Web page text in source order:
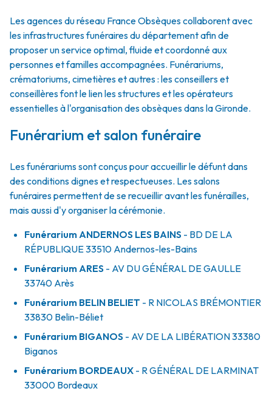
Les agences du réseau France Obsèques collaborent avec
les infrastructures funéraires du département afin de
proposer un service optimal, fluide et coordonné aux
personnes et familles accompagnées. Funérariums,
crématoriums, cimetières et autres : les conseillers et
conseillères font le lien les structures et les opérateurs
essentielles à l'organisation des obsèques dans la Gironde.
Funérarium et salon funéraire
Les funérariums sont conçus pour accueillir le défunt dans
des conditions dignes et respectueuses. Les salons
funéraires permettent de se recueillir avant les funérailles,
mais aussi d'y organiser la cérémonie.
FunérariumANDERNOS LES BAINS - BD DE LA
RÉPUBLIQUE33510 Andernos-les-Bains
FunérariumARES - AV DU GÉNÉRAL DE GAULLE
33740 Arès
Funérarium BELIN BELIET - R NICOLAS BRÉMONTIER
33830 Belin-Béliet
Funérarium BIGANOS - AV DE LA LIBÉRATION33380
Biganos
Funérarium BORDEAUX - RGÉNÉRAL DE LARMINAT
33000 Bordeaux